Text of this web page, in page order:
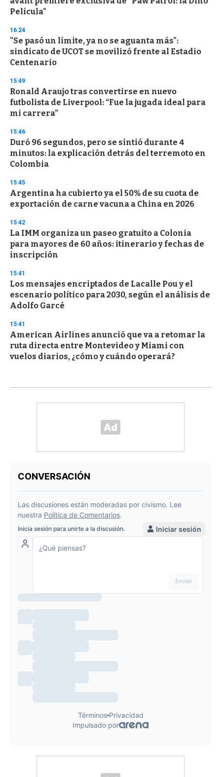
f
3
s
e
o
n
Película"
16:24
"Se pasó un límite, ya no se aguanta más":
sindicato de UCOT se movilizó frente al Estadio
Centenario
15:49
Ronald Araujo tras convertirse en nuevo
futbolista de Liverpool: “Fue la jugada ideal para
mi carrera”
15:46
Duró 96 segundos, pero se sintió durante 4
minutos: la explicación detrás del terremoto en
Colombia
15:45
Argentina ha cubierto ya el 50% de su cuota de
exportación de carne vacuna a China en 2026
15:42
La IMM organiza un paseo gratuito a Colonia
para mayores de 60 años: itinerario y fechas de
inscripción
15:41
Los mensajes encriptados de Lacalle Pou y el
escenario político para 2030, según el análisis de
Adolfo Garcé
15:41
American Airlines anunció que va a retomar la
ruta directa entre Montevideo y Miami con
vuelos diarios, ¿cómo y cuándo operará?